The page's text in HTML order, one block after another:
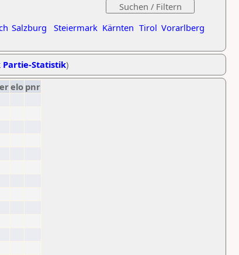
Salzburg Steiermark Kärnten Tirol Vorarlberg
Partie-Statistik)
elo pnr